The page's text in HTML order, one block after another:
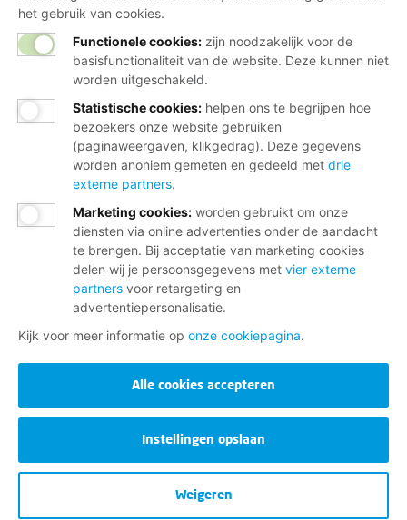
het gebruik van cookies.
Functionele cookies: zijn noodzakelijk voor de
basisfunctionaliteit van de website. Deze kunnen niet
worden uitgeschakeld.
Statistische cookies: helpen ons te begrijpen hoe
bezoekers onze website gebruiken
(paginaweergaven, klikgedrag). Deze gegevens
worden anoniem gemeten en gedeeld met drie
externe partners.
Marketing cookies: worden gebruikt om onze
diensten via online advertenties onder de aandacht
te brengen. Bij acceptatie van marketing cookies
delen wij je persoonsgegevens met vier externe
partners voor retargeting en
advertentiepersonalisatie.
Kijk voor meer informatie op onze cookiepagina.
Alle cookies accepteren
Instellingen opslaan
Weigeren